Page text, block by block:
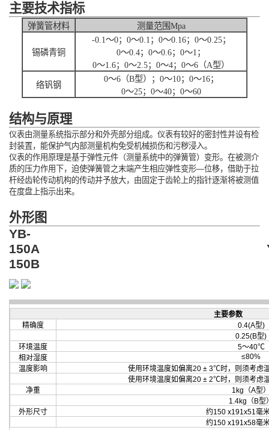
主要技术指标
弹簧管材料 测量范围Mpa
锡磷青铜
-0.1～0；0～0.1；0～0.16；0～0.25；
0～0.4；0～0.6；0～1；
0～1.6；0～2.5；0～4；0～6（A型）
络钒钢
0～6（B型）；0～10；0～16；
0～25；0～40；0～60
结构与原理
仪表由测量系统指示部分和外壳部分组成。仪表有较好的密封性并设有检
封装置，能保护气内部测量机构免受机械损伤和污秽浸入。
仪表的作用原理是基于弹性元件（测量系统中的弹簧管）变形。在被测介
质的压力作用下，迫使弹簧管之末端产生相应弹性变形—位移，借助于拉
杆经齿轮传动机构的传动并予放大，由固定于齿轮上的指针逐渐将被测值
在度盘上指示出来。
外形图
YB-
150A
150B
主要参数
精确度
0.4(A型)
0.25(B型)
环境温度
5～40℃
相对湿度
≤80%
温度影响
使用环境温度如偏离20 ± 3℃时，则须考虑
使用环境温度如偏离20 ± 2℃时，则须考虑
净重
1kg（A型
1.4kg（B型
外形尺寸
约150 x191x51毫
约150 x191x58毫